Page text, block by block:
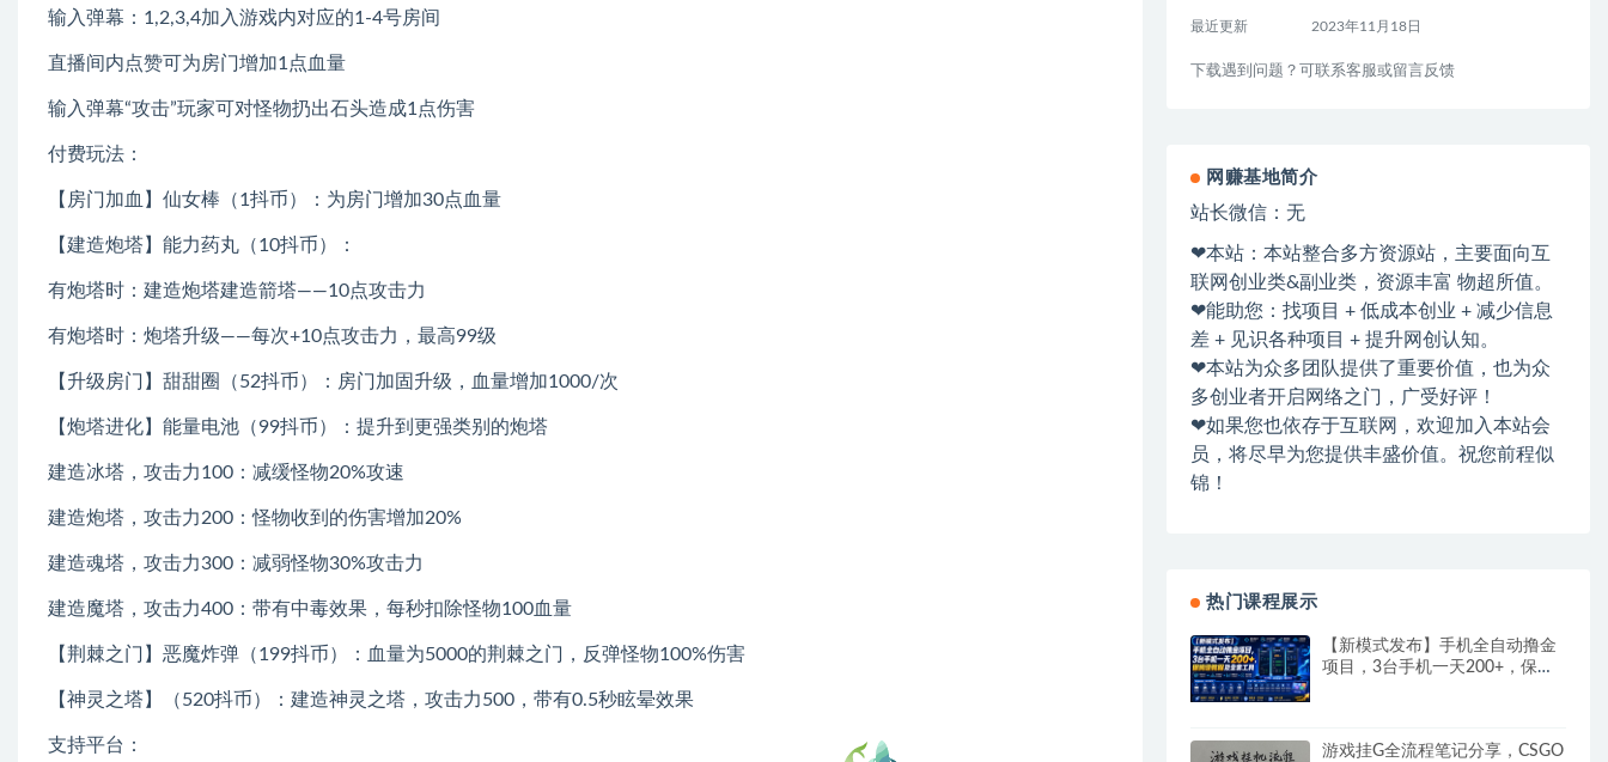
输入弹幕：1,2,3,4加入游戏内对应的1-4号房间
直播间内点赞可为房门增加1点血量
输入弹幕“攻击”玩家可对怪物扔出石头造成1点伤害
付费玩法：
【房门加血】仙女棒（1抖币）：为房门增加30点血量
【建造炮塔】能力药丸（10抖币）：
有炮塔时：建造炮塔建造箭塔——10点攻击力
有炮塔时：炮塔升级——每次+10点攻击力，最高99级
【升级房门】甜甜圈（52抖币）：房门加固升级，血量增加1000/次
【炮塔进化】能量电池（99抖币）：提升到更强类别的炮塔
建造冰塔，攻击力100：减缓怪物20%攻速
建造炮塔，攻击力200：怪物收到的伤害增加20%
建造魂塔，攻击力300：减弱怪物30%攻击力
建造魔塔，攻击力400：带有中毒效果，每秒扣除怪物100血量
【荆棘之门】恶魔炸弹（199抖币）：血量为5000的荆棘之门，反弹怪物100%伤害
【神灵之塔】（520抖币）：建造神灵之塔，攻击力500，带有0.5秒眩晕效果
支持平台：
最近更新 2023年11月18日
下载遇到问题？可联系客服或留言反馈
网赚基地简介
站长微信：无
❤本站：本站整合多方资源站，主要面向互
联网创业类&副业类，资源丰富 物超所值。
❤能助您：找项目 + 低成本创业 + 减少信息
差 + 见识各种项目 + 提升网创认知。
❤本站为众多团队提供了重要价值，也为众
多创业者开启网络之门，广受好评！
❤如果您也依存于互联网，欢迎加入本站会
员，将尽早为您提供丰盛价值。祝您前程似
锦！
热门课程展示
【新模式发布】手机全自动撸金
项目，3台手机一天200+，保姆
游戏挂G全流程笔记分享，CSGO